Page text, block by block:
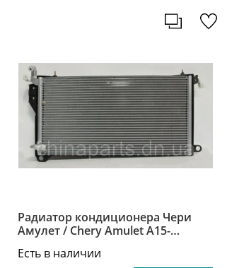
Радиатор кондиционера Чери
Амулет / Chery Amulet A15-
Есть в наличии